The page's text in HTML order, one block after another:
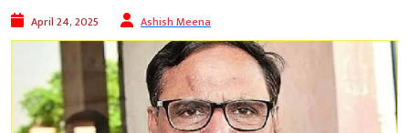
April 24, 2025 Ashish Meena